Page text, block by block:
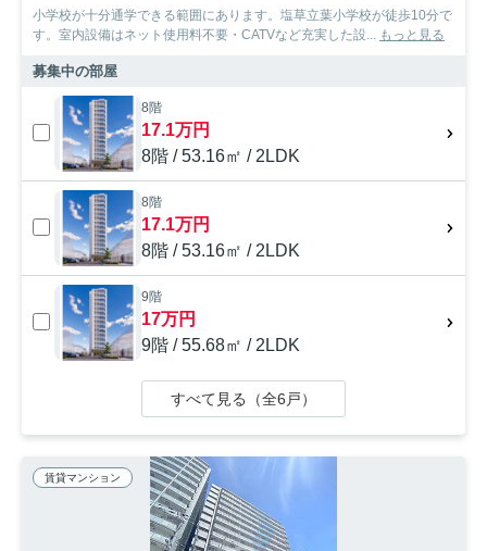
小学校が十分通学できる範囲にあります。塩草立葉小学校が徒歩10分で
す。室内設備はネット使用料不要・CATVなど充実した設... もっと見る
募集中の部屋
8階
17.1万円
8階 / 53.16㎡ / 2LDK
8階
17.1万円
8階 / 53.16㎡ / 2LDK
9階
17万円
9階 / 55.68㎡ / 2LDK
すべて見る（全6戸）
賃貸マンション